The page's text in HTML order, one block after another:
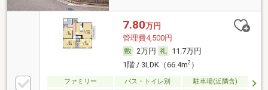
7.80万円
管理費4,500円
2万円
11.7万円
1階 / 3LDK（66.4m2）
ファミリー バス・トイレ別 駐車場(近隣含)